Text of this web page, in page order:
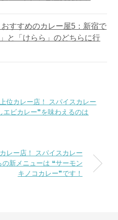
すすめのカレー屋5：新宿で
と「けらら」のどちらに行
位カレー店！ スパイスカレー
エビカレー❞を味わえるのは
レー店！ スパイスカレー
新メニューは ❝サーモン
キノコカレー❞です！